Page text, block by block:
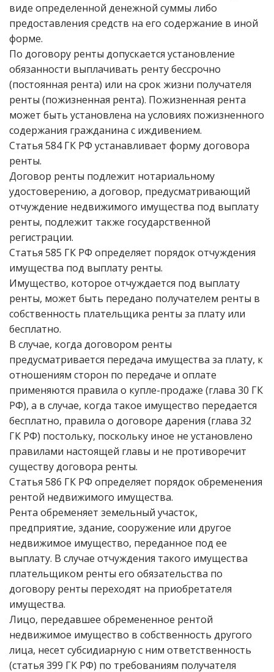
виде определенной денежной суммы либо
предоставления средств на его содержание в иной
форме.
По договору ренты допускается установление
обязанности выплачивать ренту бессрочно
(постоянная рента) или на срок жизни получателя
ренты (пожизненная рента). Пожизненная рента
может быть установлена на условиях пожизненного
содержания гражданина с иждивением.
Статья 584 ГК РФ устанавливает форму договора
ренты.
Договор ренты подлежит нотариальному
удостоверению, а договор, предусматривающий
отчуждение недвижимого имущества под выплату
ренты, подлежит также государственной
регистрации.
Статья 585 ГК РФ определяет порядок отчуждения
имущества под выплату ренты.
Имущество, которое отчуждается под выплату
ренты, может быть передано получателем ренты в
собственность плательщика ренты за плату или
бесплатно.
В случае, когда договором ренты
предусматривается передача имущества за плату, к
отношениям сторон по передаче и оплате
применяются правила о купле-продаже (глава 30 ГК
РФ), а в случае, когда такое имущество передается
бесплатно, правила о договоре дарения (глава 32
ГК РФ) постольку, поскольку иное не установлено
правилами настоящей главы и не противоречит
существу договора ренты.
Статья 586 ГК РФ определяет порядок обременения
рентой недвижимого имущества.
Рента обременяет земельный участок,
предприятие, здание, сооружение или другое
недвижимое имущество, переданное под ее
выплату. В случае отчуждения такого имущества
плательщиком ренты его обязательства по
договору ренты переходят на приобретателя
имущества.
Лицо, передавшее обремененное рентой
недвижимое имущество в собственность другого
лица, несет субсидиарную с ним ответственность
(статья 399 ГК РФ) по требованиям получателя